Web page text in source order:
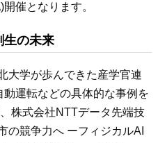
催となります。
生の未来
大学が歩んできた産学官連
運転などの具体的な事例を
株式会社NTTデータ先端技
の競争力へ ーフィジカルAI